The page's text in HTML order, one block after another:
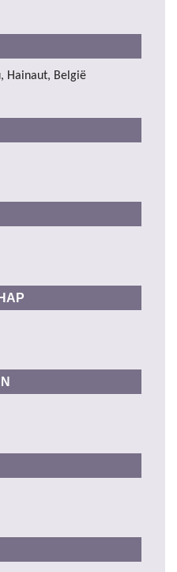
Hainaut, België